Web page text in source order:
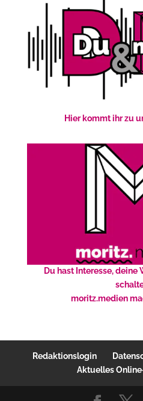
Hier kommt ihr zu
Du hast Interesse, deine
moritz.medien
Redaktionslogin
Aktuelles